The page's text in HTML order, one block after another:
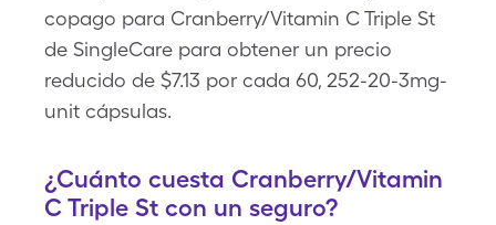
copago para Cranberry/Vitamin C Triple St
de SingleCare para obtener un precio
reducido de $7.13 por cada 60, 252-20-3mg-
unit cápsulas.
¿Cuánto cuesta Cranberry/Vitamin
C Triple St con un seguro?